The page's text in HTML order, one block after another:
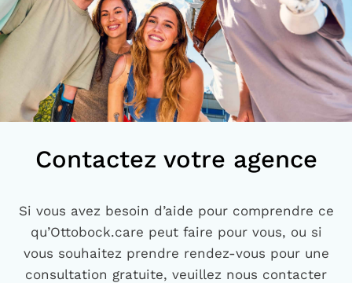
Contactez votre agence
Si vous avez besoin d’aide pour comprendre ce
qu’Ottobock.care peut faire pour vous, ou si
vous souhaitez prendre rendez-vous pour une
consultation gratuite, veuillez nous contacter